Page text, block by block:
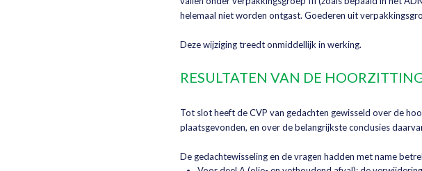
helemaal niet worden ontgast. Goederen uit
Deze wijziging treedt onmiddellijk in werking.
RESULTATEN VAN DE
Tot slot heeft de CVP van gedachten gewisseld over de
plaatsgevonden, en over de belangrijkste conclusies
De gedachtewisseling en de vragen hadden met name